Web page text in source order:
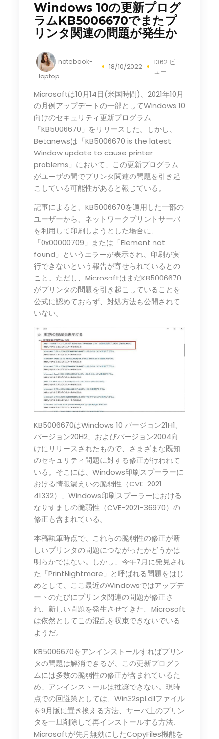
Windows 10の更新プログ
ラムKB5006670でまたプ
リンタ関連の問題が発生か
notebook-
laptop
18/10/2022
1362 ビ
ュー
Microsoftは10月14日(米国時間)、2021年10月
の月例アップデートの一部としてWindows 10
向けのセキュリティ更新プログラム
「KB5006670」をリリースした。しかし、
Betanewsは「KB5006670 is the latest
Window update to cause printer
problems」において、この更新プログラム
がユーザの間でプリンタ関連の問題を引き起
こしている可能性があると報じている。
記事によると、KB5006670を適用した一部の
ユーザーから、ネットワークプリントサーバ
を利用して印刷しようとした場合に、
「0x00000709」または「Element not
found」というエラーが表示され、印刷が実
行できないという報告が寄せられているとの
こと。ただし、MicrosoftはまだKB5006670
がプリンタの問題を引き起こしていることを
公式に認めておらず、対処方法も公開されて
いない。
KB5006670はWindows 10 バージョン21H1、
バージョン20H2、およびバージョン2004向
けにリリースされたもので、さまざまな既知
のセキュリティ問題に対する修正が行われて
いる。そこには、Windows印刷スプーラーに
おける情報漏えいの脆弱性（CVE-2021-
41332）、Windows印刷スプーラーにおける
なりすましの脆弱性（CVE-2021-36970）の
修正も含まれている。
本稿執筆時点で、これらの脆弱性の修正が新
しいプリンタの問題につながったかどうかは
明らかではない。しかし、今年7月に発見され
た「PrintNightmare」と呼ばれる問題をはじ
めとして、ここ最近のWindowsではアップデ
ートのたびにプリンタ関連の問題が修正さ
れ、新しい問題を発生させてきた。Microsoft
は依然としてこの混乱を収束できないでいる
ようだ。
KB5006670をアンインストールすればプリン
タの問題は解消できるが、この更新プログラ
ムには多数の脆弱性の修正が含まれているた
め、アンインストールは推奨できない。現時
点での回避策としては、Win32spl.dllファイル
を9月版に置き換える方法、サーバ上のプリン
タを一旦削除して再インストールする方法、
Microsoftが先月無効にしたCopyFiles機能を